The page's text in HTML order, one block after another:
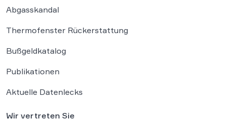
Abgasskandal
Thermofenster Rückerstattung
Bußgeldkatalog
Publikationen
Aktuelle Datenlecks
Wir vertreten Sie